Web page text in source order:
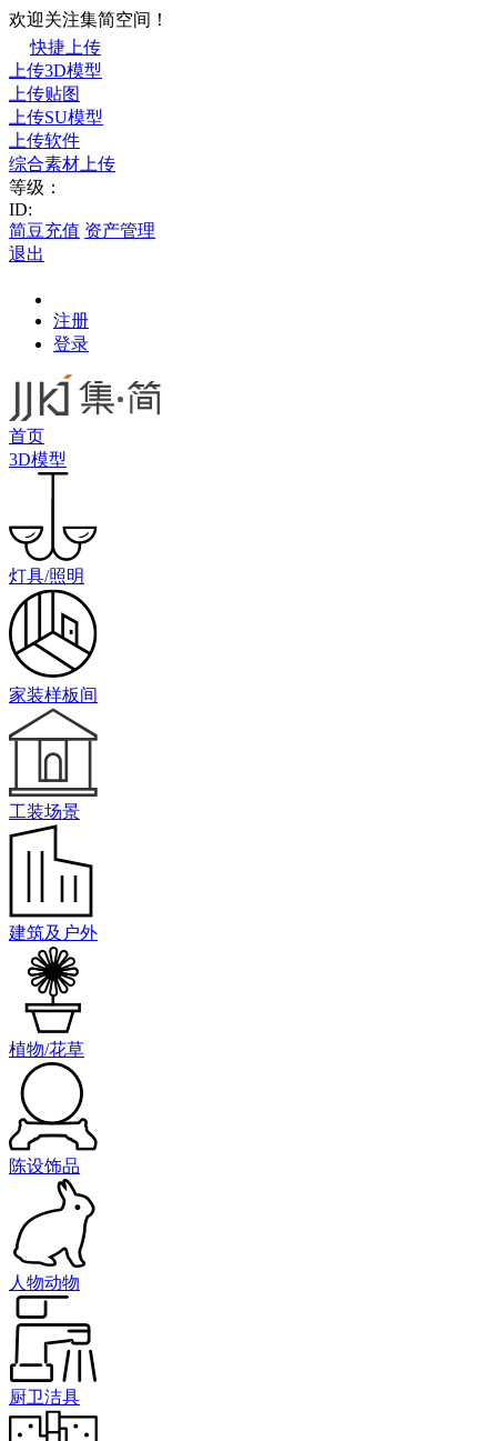
欢迎关注集简空间！
快捷上传
上传3D模型
上传贴图
上传SU模型
上传软件
综合素材上传
等级：
ID:
简豆充值 资产管理
退出
注册
登录
首页
3D模型
灯具/照明
家装样板间
工装场景
建筑及户外
植物/花草
陈设饰品
人物动物
厨卫洁具